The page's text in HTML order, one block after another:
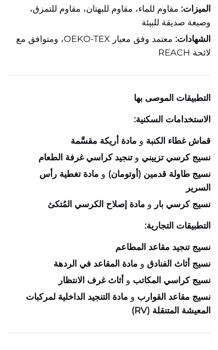
الميزات: مقاوم للماء، مقاوم للبهتان، مقاوم للتمزق،
وصيغة صديقة للبيئة
الشهادات:
معتمد وفق معيار OEKO-TEX، ومتوافق مع
لائحة REACH
التطبيقات الموصى بها
الاستخدامات السكنية:
قماش غطاء الكنبة و مادة أريكة مقسَّمة
نسيج كرسي تزييني وتنجيد كراسي غرفة الطعام
نسيج طاولة قدمين (أوتومان) و مادة تغطية رأس
السرير
نسيج كرسي بار و مادة إصلاح الكرسي المُتكئ
التطبيقات التجارية:
نسيج تنجيد مقاعد المطاعم
نسيج أثاث الفنادق و مادة المقاعد في الردهة
نسيج كراسي المكاتب و أثاث غرف الانتظار
نسيج مقاعد القوارب و مادة التنجيد الداخلية لمركبات
المعيشة المتنقلة (RV)